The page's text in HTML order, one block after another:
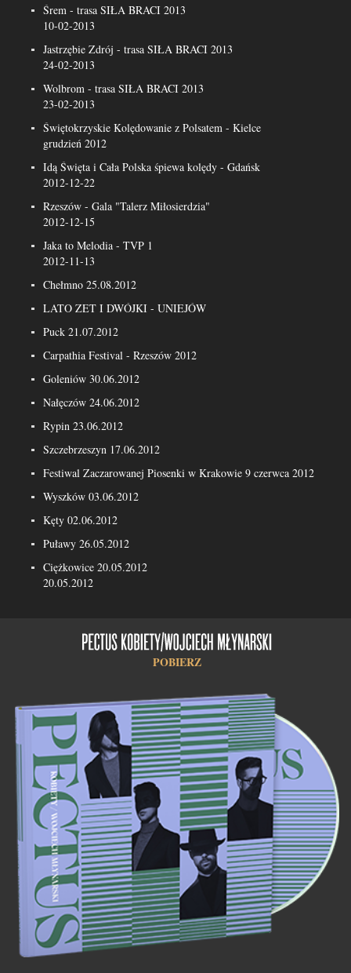
Śrem - trasa SIŁA BRACI 2013
10-02-2013
Jastrzębie Zdrój - trasa SIŁA BRACI 2013
24-02-2013
Wolbrom - trasa SIŁA BRACI 2013
23-02-2013
Świętokrzyskie Kolędowanie z Polsatem - Kielce
grudzień 2012
Idą Święta i Cała Polska śpiewa kolędy - Gdańsk
2012-12-22
Rzeszów - Gala "Talerz Miłosierdzia"
2012-12-15
Jaka to Melodia - TVP 1
2012-11-13
Chełmno 25.08.2012
LATO ZET I DWÓJKI - UNIEJÓW
Puck 21.07.2012
Carpathia Festival - Rzeszów 2012
Goleniów 30.06.2012
Nałęczów 24.06.2012
Rypin 23.06.2012
Szczebrzeszyn 17.06.2012
Festiwal Zaczarowanej Piosenki w Krakowie 9 czerwca 2012
Wyszków 03.06.2012
Kęty 02.06.2012
Puławy 26.05.2012
Ciężkowice 20.05.2012
20.05.2012
POBIERZ